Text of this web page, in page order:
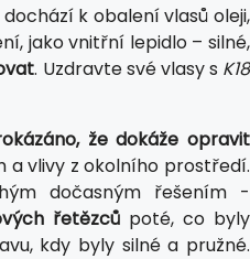
k obalení vlasů oleji,
jako vnitřní lepidlo – silné,
. Uzdravte své vlasy s K18
že dokáže opravit
vlivy z okolního prostředí.
dočasným řešením -
řetězců poté, co byly
kdy byly silné a pružné.